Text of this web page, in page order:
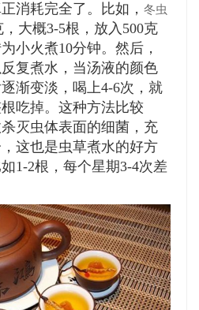
消耗完全了。比如， 冬虫
大概3-5根，放入500克
小火煮10分钟。然后，
复煮水，当汤液的颜色
渐变淡，喝上4-6次，就
吃掉。这种方法比较
灭虫体表面的细菌，充
这也是虫草煮水的好方
1-2根，每个星期3-4次差